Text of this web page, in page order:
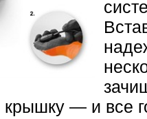
— и все